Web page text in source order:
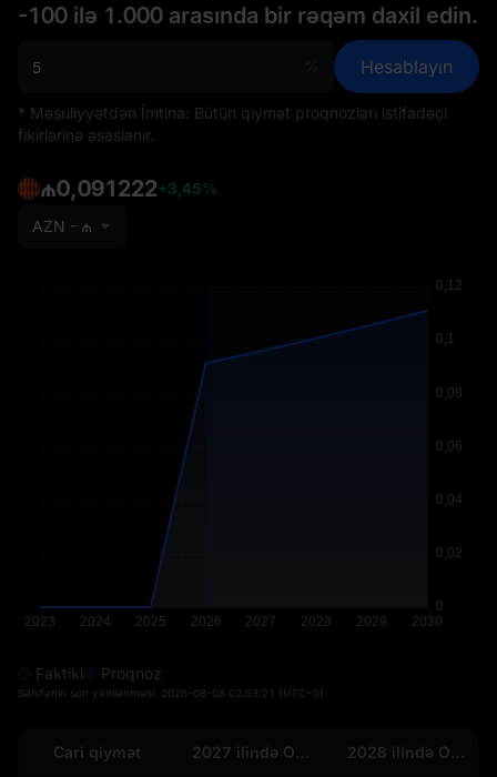
-100 ilə 1.000 arasında bir rəqəm daxil edin.
Hesablayın
* Məsuliyyətdən İmtina: Bütün qiymət proqnozları istifadəçi
fikirlərinə əsaslanır.
₼0,091222+3,45%
AZN - ₼
Faktiki Proqnoz
Səhifənin son yenilənməsi: 2026-08-08 02:53:21 (UTC+0)
Cari qiymət 2027 ilində OPN 2028 ilində OPN